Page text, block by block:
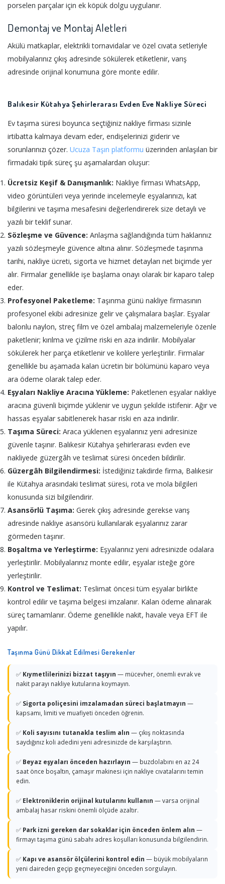
porselen parçalar için ek köpük dolgu uygulanır.
Demontaj ve Montaj Aletleri
Akülü matkaplar, elektrikli tornavidalar ve özel cıvata setleriyle
mobilyalarınız çıkış adresinde sökülerek etiketlenir, varış
adresinde orijinal konumuna göre monte edilir.
Balıkesir Kütahya Şehirlerarası Evden Eve Nakliye Süreci
Ev taşıma süresi boyunca seçtiğiniz nakliye firması sizinle
irtibatta kalmaya devam eder, endişelerinizi giderir ve
sorunlarınızı çözer. Ucuza Taşın platformu üzerinden anlaşılan bir
firmadaki tipik süreç şu aşamalardan oluşur:
Ücretsiz Keşif & Danışmanlık: Nakliye firması WhatsApp,
video görüntüleri veya yerinde incelemeyle eşyalarınızı, kat
bilgilerini ve taşıma mesafesini değerlendirerek size detaylı ve
yazılı bir teklif sunar.
Sözleşme ve Güvence: Anlaşma sağlandığında tüm haklarınız
yazılı sözleşmeyle güvence altına alınır. Sözleşmede taşınma
tarihi, nakliye ücreti, sigorta ve hizmet detayları net biçimde yer
alır. Firmalar genellikle işe başlama onayı olarak bir kaparo talep
eder.
Profesyonel Paketleme: Taşınma günü nakliye firmasının
profesyonel ekibi adresinize gelir ve çalışmalara başlar. Eşyalar
balonlu naylon, streç film ve özel ambalaj malzemeleriyle özenle
paketlenir; kırılma ve çizilme riski en aza indirilir. Mobilyalar
sökülerek her parça etiketlenir ve kolilere yerleştirilir. Firmalar
genellikle bu aşamada kalan ücretin bir bölümünü kaparo veya
ara ödeme olarak talep eder.
Eşyaları Nakliye Aracına Yükleme: Paketlenen eşyalar nakliye
aracına güvenli biçimde yüklenir ve uygun şekilde istifenir. Ağır ve
hassas eşyalar sabitlenerek hasar riski en aza indirilir.
Taşıma Süreci: Araca yüklenen eşyalarınız yeni adresinize
güvenle taşınır. Balıkesir Kütahya şehirlerarası evden eve
nakliyede güzergâh ve teslimat süresi önceden bildirilir.
Güzergâh Bilgilendirmesi: İstediğiniz takdirde firma, Balıkesir
ile Kütahya arasındaki teslimat süresi, rota ve mola bilgileri
konusunda sizi bilgilendirir.
Asansörlü Taşıma: Gerek çıkış adresinde gerekse varış
adresinde nakliye asansörü kullanılarak eşyalarınız zarar
görmeden taşınır.
Boşaltma ve Yerleştirme: Eşyalarınız yeni adresinizde odalara
yerleştirilir. Mobilyalarınız monte edilir, eşyalar isteğe göre
yerleştirilir.
Kontrol ve Teslimat: Teslimat öncesi tüm eşyalar birlikte
kontrol edilir ve taşıma belgesi imzalanır. Kalan ödeme alınarak
süreç tamamlanır. Ödeme genellikle nakit, havale veya EFT ile
yapılır.
Taşınma Günü Dikkat Edilmesi Gerekenler
✅ Kıymetlilerinizi bizzat taşıyın — mücevher, önemli evrak ve
nakit parayı nakliye kutularına koymayın.
✅ Sigorta poliçesini imzalamadan süreci başlatmayın —
kapsamı, limiti ve muafiyeti önceden öğrenin.
✅ Koli sayısını tutanakla teslim alın — çıkış noktasında
saydığınız koli adedini yeni adresinizde de karşılaştırın.
✅ Beyaz eşyaları önceden hazırlayın — buzdolabını en az 24
saat önce boşaltın, çamaşır makinesi için nakliye cıvatalarını temin
edin.
✅ Elektroniklerin orijinal kutularını kullanın — varsa orijinal
ambalaj hasar riskini önemli ölçüde azaltır.
✅ Park izni gereken dar sokaklar için önceden önlem alın —
firmayı taşıma günü sabahı adres koşulları konusunda bilgilendirin.
✅ Kapı ve asansör ölçülerini kontrol edin — büyük mobilyaların
yeni daireden geçip geçmeyeceğini önceden sorgulayın.